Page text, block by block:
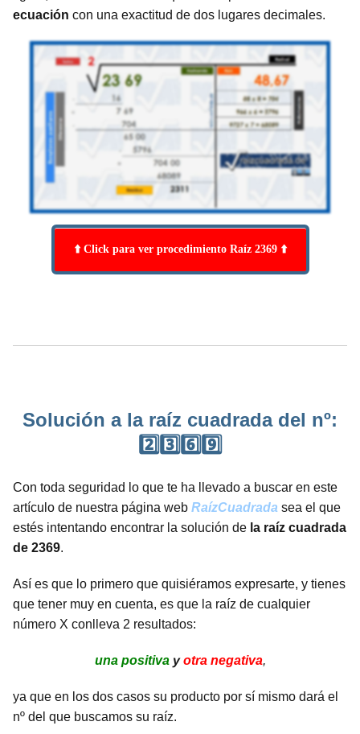
ecuación con una exactitud de dos lugares decimales.
⬆️ Click para ver procedimiento Raíz 2369 ⬆️
Solución a la raíz cuadrada del nº:
2️⃣3️⃣6️⃣9️⃣
Con toda seguridad lo que te ha llevado a buscar en este
artículo de nuestra página web RaízCuadrada sea el que
estés intentando encontrar la solución de la raíz cuadrada
de 2369.
Así es que lo primero que quisiéramos expresarte, y tienes
que tener muy en cuenta, es que la raíz de cualquier
número X conlleva 2 resultados:
una positivayotra negativa,
ya que en los dos casos su producto por sí mismo dará el
nº del que buscamos su raíz.